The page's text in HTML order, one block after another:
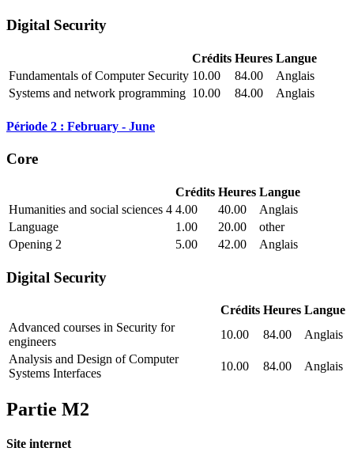
Digital Security
Crédits Heures Langue
Fundamentals of Computer Security 10.00 84.00
Anglais
Systems and network programming 10.00 84.00 Anglais
Période 2 : February - June
Core
Crédits Heures Langue
Humanities and social sciences 4 4.00 40.00
Anglais
Language
1.00 20.00
other
Opening 2
5.00 42.00 Anglais
Digital Security
Crédits Heures Langue
Advanced courses in Security for
engineers
10.00 84.00
Anglais
Analysis and Design of Computer
Systems Interfaces
10.00 84.00 Anglais
Partie M2
Site internet